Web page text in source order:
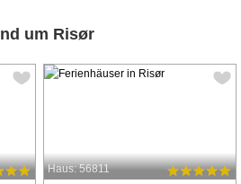
um Risør
Haus: 56811